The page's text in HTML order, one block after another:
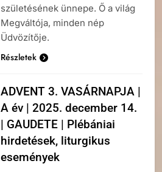
születésének ünnepe. Ő a világ
Megváltója, minden nép
Üdvözítője.
Részletek
ADVENT 3. VASÁRNAPJA |
A év | 2025. december 14.
| GAUDETE | Plébániai
hirdetések, liturgikus
események